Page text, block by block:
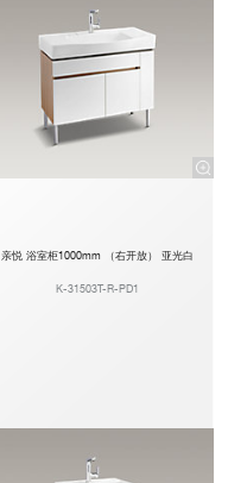
亲悦 浴室柜1000mm （右开放） 亚光白
K-31503T-R-PD1